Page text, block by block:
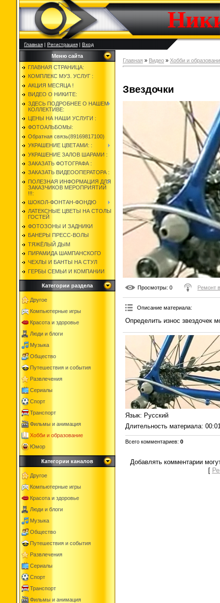
Главная|Регистрация|Вход
Меню сайта
ГЛАВНАЯ СТРАНИЦА:
КОМПЛЕКС МУЗ. УСЛУГ :
АКЦИЯ МЕСЯЦА !
ВИДЕО О НИКИТЕ:
ЗДЕСЬ ПОДРОБНЕЕ О НАШЕМ
КОЛЛЕКТИВЕ:
ЦЕНЫ НА НАШИ УСЛУГИ :
ФОТОАЛЬБОМЫ:
Обратная связь(89169817100)
УКРАШЕНИЕ ЦВЕТАМИ: :
УКРАШЕНИЕ ЗАЛОВ ШАРАМИ :
ЗАКАЗАТЬ ФОТОГРАФА :
ЗАКАЗАТЬ ВИДЕООПЕРАТОРА :
ПОЛЕЗНАЯ ИНФОРМАЦИЯ ДЛЯ
ЗАКАЗЧИКОВ МЕРОПРИЯТИЙ
!!!:
ШОКОЛ-ФОНТАН-ФОНДЮ
ЛАТЕКСНЫЕ ЦВЕТЫ НА СТОЛЫ
ГОСТЕЙ
ФОТОЗОНЫ И ЗАДНИКИ
БАНЕРЫ ПРЕСС-ВОЛЫ
ТЯЖЁЛЫЙ ДЫМ
ПИРАМИДА ШАМПАНСКОГО
ЧЕХЛЫ И БАНТЫ НА СТУЛ
ГЕРБЫ СЕМЬИ И КОМПАНИИ
Категории раздела
Другое
Компьютерные игры
Красота и здоровье
Люди и блоги
Музыка
Общество
Путешествия и события
Развлечения
Сериалы
Спорт
Транспорт
Фильмы и анимация
Хобби и образование
Юмор
Категории каналов
Другое
Компьютерные игры
Красота и здоровье
Люди и блоги
Музыка
Общество
Путешествия и события
Развлечения
Сериалы
Спорт
Транспорт
Фильмы и анимация
Главная » Видео » Хобби и
Звездочки
Просмотры: 0 Ремонт
Описание материала:
Определить износ звездочек
Язык: Русский
Длительность материала:
Всего комментариев: 0
Добавлять комментарии
[